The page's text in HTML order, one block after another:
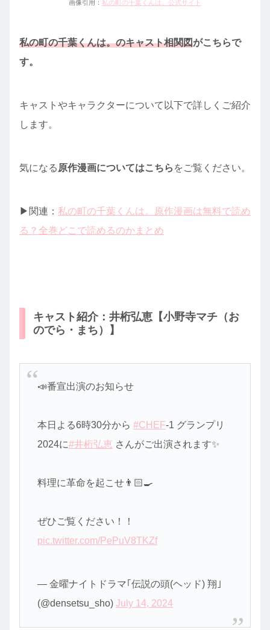
画像引用： 私の町の千葉くんは。公式サイト
私の町の千葉くんは。のキャスト相関図がこちらで
す。
キャストやキャラクターについて以下で詳しくご紹介
します。
気になる 原作漫画についてはこちら をご覧ください。
▶︎関連： 私の町の千葉くんは。原作漫画は無料で読め
る？全巻どこで読めるのかまとめ
キャスト紹介：井桁弘恵【小野寺マチ（お
のでら・まち）】
📣番宣出演のお知らせ
本日よる6時30分から #CHEF-1 グランプリ
2024に#井桁弘恵 さんがご出演されます✨
料理に革命を起こせ👨🏻‍🍳
ぜひご覧ください！！
pic.twitter.com/PePuV8TKZf
— 金曜ナイトドラマ｢伝説の頭(ヘッド) 翔｣
(@densetsu_sho) July 14, 2024